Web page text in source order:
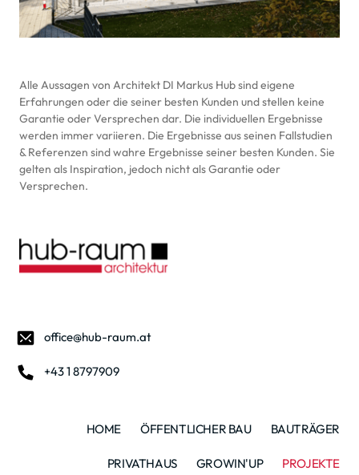
| Wien 14
Alle Aussagen von Architekt DI Markus Hub sind eigene
Erfahrungen oder die seiner besten Kunden und stellen keine
Garantie oder Versprechen dar. Die individuellen Ergebnisse
werden immer variieren. Die Ergebnisse aus seinen Fallstudien
& Referenzen sind wahre Ergebnisse seiner besten Kunden. Sie
gelten als Inspiration, jedoch nicht als Garantie oder
Versprechen.
office@hub-raum.at
+43 1 8797909
HOME ÖFFENTLICHER BAU BAUTRÄGER
PRIVATHAUS GROWIN'UP PROJEKTE